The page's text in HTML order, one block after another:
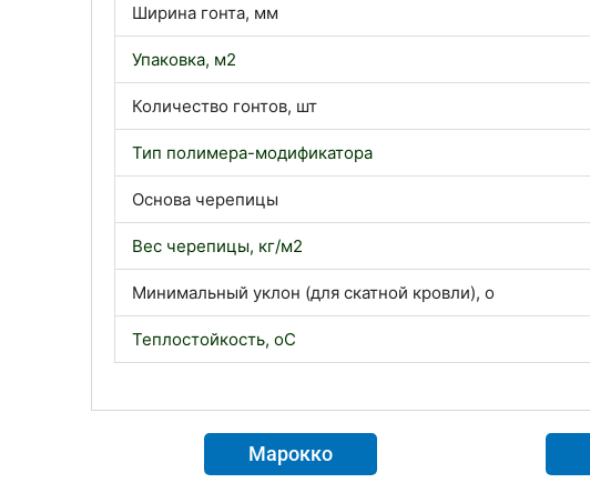
Ширина гонта, мм
Упаковка, м2
Количество гонтов, шт
Тип полимера-модификатора
Основа черепицы
Вес черепицы, кг/м2
Минимальный уклон (для скатной кровли), o
Теплостойкость, oC
Марокко